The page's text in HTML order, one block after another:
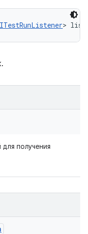
ITestRunListener>
получения